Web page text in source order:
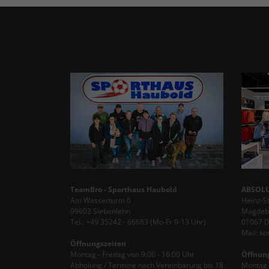
TeamBro - Sporthaus Haubold
Am Wasserturm 6
09603 Siebenlehn
Tel.: +49 35242 - 66683 (Mo-Fr 9-13 Uhr)
Öffnungszeiten
Montag - Freitag von 9:00 - 16:00 Uhr
Abholung / Termine nach Vereinbarung bis 18
Heinz-
01067
Mail:
Montag